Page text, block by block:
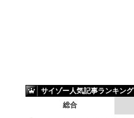
サイゾー人気記事ランキング
総合